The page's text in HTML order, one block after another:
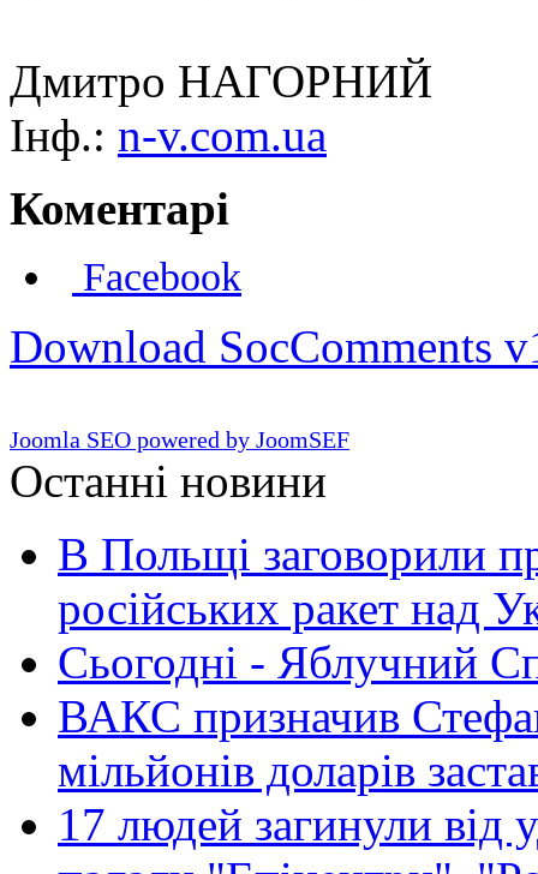
Дмитро НАГОРНИЙ
Інф.: n-v.com.ua
Коментарі
Facebook
Download SocComments
Joomla SEO powered by JoomSEF
Останні новини
В Польщі заговорили
російських ракет над
Сьогодні - Яблучний
ВАКС призначив
мільйонів доларів
17 людей загинули від